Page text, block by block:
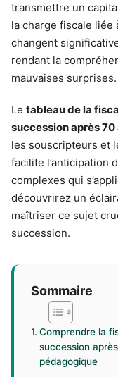
transmettre un
la charge fiscale liée
changent
rendant la
mauvaises surprises.
Le tableau de la
succession après 70
les souscripteurs et
facilite l’anticipation
complexes qui
découvrirez un
maîtriser ce sujet
succession.
Sommaire
Comprendre la
succession
pédagogique